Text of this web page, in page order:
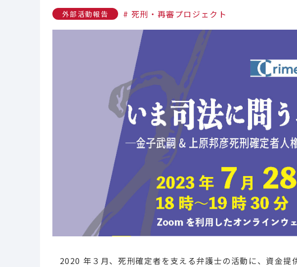
外部活動報告 死刑・再審プロジェクト
2020 年３月、死刑確定者を支える弁護士の活動に、資金提